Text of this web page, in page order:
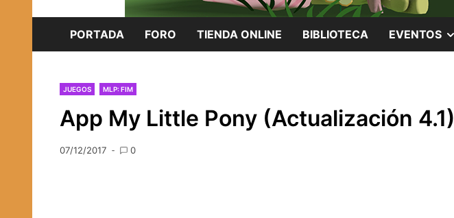
PORTADA FORO TIENDA ONLINE BIBLIOTECA EVENTOS
JUEGOS MLP: FIM
App My Little Pony (Actualización 4.1)
07/12/2017 0